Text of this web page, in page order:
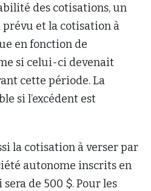
des cotisations, un
prévu et la cotisation à
en fonction de
si celui-ci devenait
cette période. La
si l’excédent est
la cotisation à verser par
autonome inscrits en
de 500 $. Pour les